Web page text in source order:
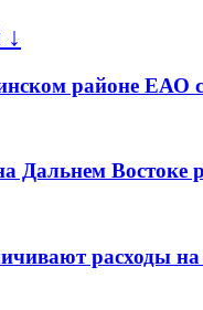
районе ЕАО
Дальнем Востоке
расходы